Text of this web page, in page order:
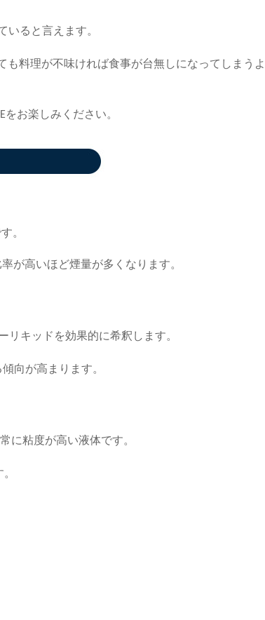
いると言えます。
料理が不味ければ食事が台無しになってしまうよ
をお楽しみください。
。
が高いほど煙量が多くなります。
リキッドを効果的に希釈します。
向が高まります。
に粘度が高い液体です。